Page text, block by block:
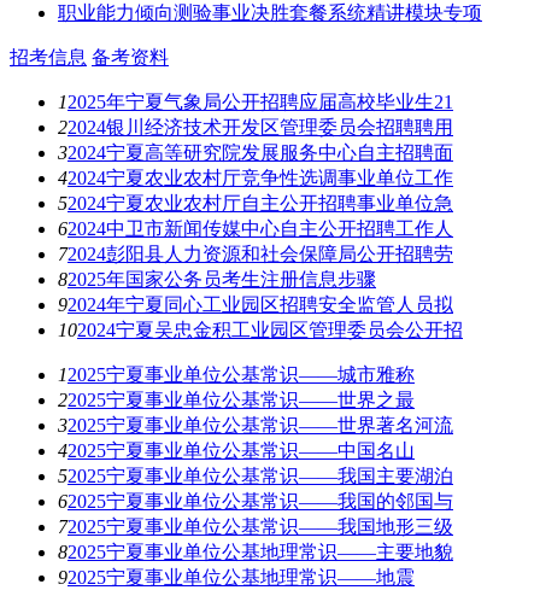
职业能力倾向测验事业决胜套餐系统精讲模块专项
招考信息 备考资料
12025年宁夏气象局公开招聘应届高校毕业生21
22024银川经济技术开发区管理委员会招聘聘用
32024宁夏高等研究院发展服务中心自主招聘面
42024宁夏农业农村厅竞争性选调事业单位工作
52024宁夏农业农村厅自主公开招聘事业单位急
62024中卫市新闻传媒中心自主公开招聘工作人
72024彭阳县人力资源和社会保障局公开招聘劳
82025年国家公务员考生注册信息步骤
92024年宁夏同心工业园区招聘安全监管人员拟
102024宁夏吴忠金积工业园区管理委员会公开招
12025宁夏事业单位公基常识——城市雅称
22025宁夏事业单位公基常识——世界之最
32025宁夏事业单位公基常识——世界著名河流
42025宁夏事业单位公基常识——中国名山
52025宁夏事业单位公基常识——我国主要湖泊
62025宁夏事业单位公基常识——我国的邻国与
72025宁夏事业单位公基常识——我国地形三级
82025宁夏事业单位公基地理常识——主要地貌
92025宁夏事业单位公基地理常识——地震